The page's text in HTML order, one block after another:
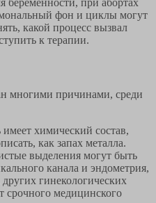
беременности, при абортах
фон и циклы могут
какой процесс вызвал
к терапии.
многими причинами, среди
химический состав,
как запах металла.
выделения могут быть
канала и эндометрия,
гинекологических
срочного медицинского